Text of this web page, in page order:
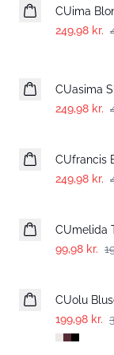
CUima
249,98 kr.
CUasima
249,98 kr.
CUfrancis
249,98 kr.
CUmelida
99,98 kr.
CUolu
199,98 kr.
-50%